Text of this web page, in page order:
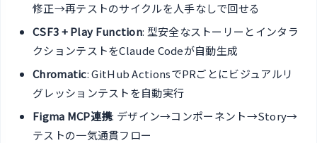
修正→再テストのサイクルを人手なしで回せる
CSF3 + Play Function: 型安全なストーリーとインタラ
クションテストをClaude Codeが自動生成
Chromatic: GitHub ActionsでPRごとにビジュアルリ
グレッションテストを自動実行
Figma MCP連携: デザイン→コンポーネント→Story→
テストの一気通貫フロー